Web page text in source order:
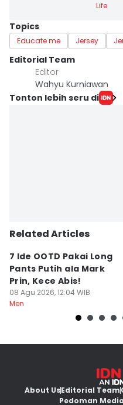
Life
Topics
Educate me Jersey
Editorial Team
Editor
Wahyu Kurniawan
Tonton lebih seru di
Related Articles
7 Ide OOTD Pakai Long
Pants Putih ala Mark
Prin, Kece Abis!
08 Agu 2026, 12:04 WIB
Men
About UsEditorial Team
Pedoman